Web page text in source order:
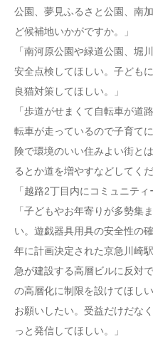
公園、夢見ふるさと公園、南
ど候補地いかがですか。」
「南河原公園や緑道公園、堀
安全点検してほしい。子ども
良猫対策してほしい。」
「歩道がせまくて自転車が道
転車が走っているので子育て
険で環境のいい住みよい街と
るとか道を増やすなどしてくだ
「越路2丁目内にコミュニテ
「子どもやお年寄りが多勢集
い。遊戯器具用具の安全性の
年に計画決定された京急川崎
急が建設する高層ビルに反対
の高層化に制限を設けてほし
お願いしたい。受益だけだな
っと発信してほしい。」